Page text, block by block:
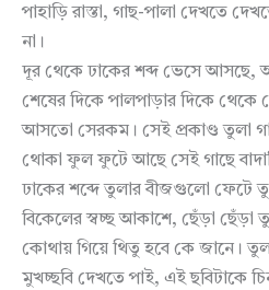
পাহাড়ি রাস্তা, গাছ-পালা দেখতে
না।
দূর থেকে ঢাকের শব্দ ভেসে আসছে,
শেষের দিকে পালপাড়ার দিকে থেকে
আসতো সেরকম। সেই প্রকাণ্ড তুলা
থোকা ফুল ফুটে আছে সেই গাছে
ঢাকের শব্দে তুলার বীজগুলো ফেটে
বিকেলের স্বচ্ছ আকাশে, ছেঁড়া ছেঁড়া
কোথায় গিয়ে থিতু হবে কে জানে।
মুখচ্ছবি দেখতে পাই, এই ছবিটাকে